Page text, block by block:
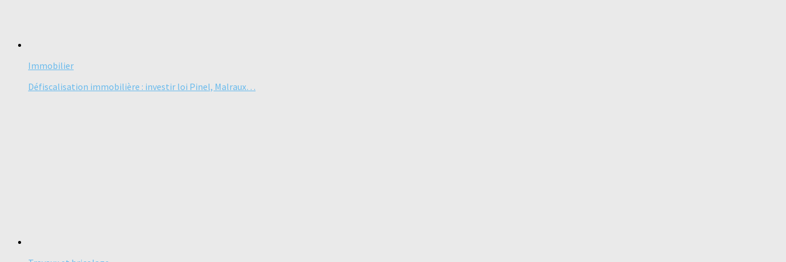
Immobilier
Défiscalisation immobilière : investir loi Pinel, Malraux…